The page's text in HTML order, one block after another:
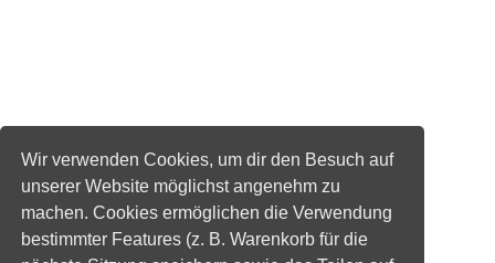
Wir verwenden Cookies, um dir den Besuch auf
unserer Website möglichst angenehm zu
machen. Cookies ermöglichen die Verwendung
bestimmter Features (z. B. Warenkorb für die